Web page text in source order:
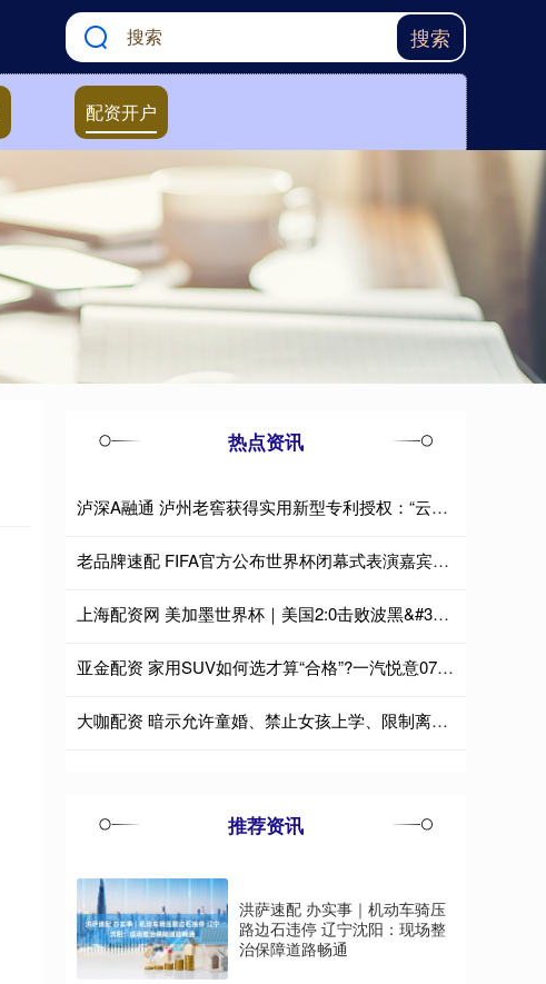
搜索
配资开户
热点资讯
泸深A融通 泸州老窖获得实用新型专利授权：“云计算设备安装柜”
老品牌速配 FIFA官方公布世界杯闭幕式表演嘉宾：汤姆-克鲁斯、甲亢哥在列
上海配资网 美加墨世界杯｜美国2:0击败波黑&#32;三支东道主球队均晋级16强
亚金配资 家用SUV如何选才算“合格”?一汽悦意07或许能给出你“答案”!
大咖配资 暗示允许童婚、禁止女孩上学、限制离婚：阿富汗妇女权利遭系统性侵蚀
推荐资讯
洪萨速配 办实事｜机动车骑压
路边石违停 辽宁沈阳：现场整
治保障道路畅通